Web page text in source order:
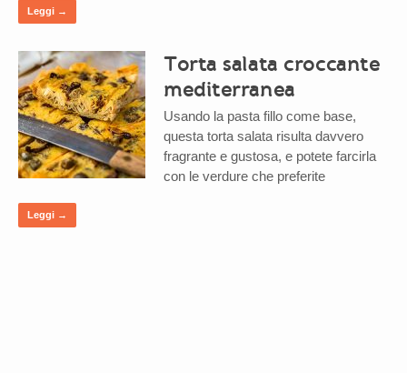
Leggi →
Torta salata croccante
mediterranea
Usando la pasta fillo come base,
questa torta salata risulta davvero
fragrante e gustosa, e potete farcirla
con le verdure che preferite
Leggi →